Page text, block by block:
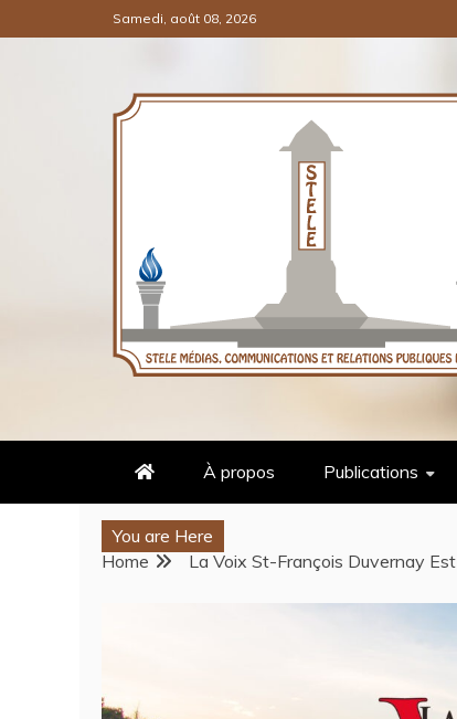
Samedi, août 08, 2026
À propos Publications
You are Here
Home
La Voix St-François Duvernay Est